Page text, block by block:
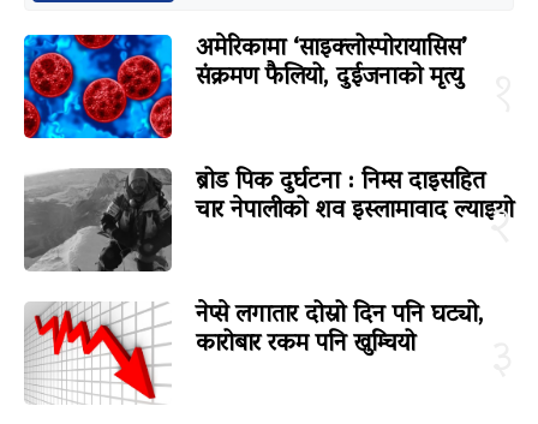
अमेरिकामा ‘साइक्लोस्पोरायासिस’
संक्रमण फैलियो, दुईजनाको मृत्यु
२
ब्रोड पिक दुर्घटना : निम्स दाइसहित
चार नेपालीको शव इस्लामावाद ल्याइयो
नेप्से लगातार दोस्रो दिन पनि घट्यो,
कारोबार रकम पनि खुम्चियो